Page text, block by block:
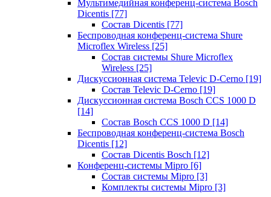
Мультимедийная конференц-система Bosch
Dicentis [77]
Состав Dicentis [77]
Беспроводная конференц-система Shure
Microflex Wireless [25]
Состав системы Shure Microflex
Wireless [25]
Дискуссионная система Televic D-Cerno [19]
Состав Televic D-Cerno [19]
Дискуссионная система Bosch CCS 1000 D
[14]
Состав Bosch CCS 1000 D [14]
Беспроводная конференц-система Bosch
Dicentis [12]
Состав Dicentis Bosch [12]
Конференц-системы Mipro [6]
Состав системы Mipro [3]
Комплекты системы Mipro [3]